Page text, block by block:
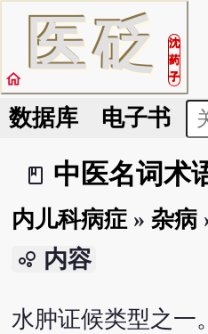
医砭
沈
药
子
home
数据库 电子书
book_2
中医名词术
内儿科病症» 杂病
bubble_chart 内容
水肿证候类型之一